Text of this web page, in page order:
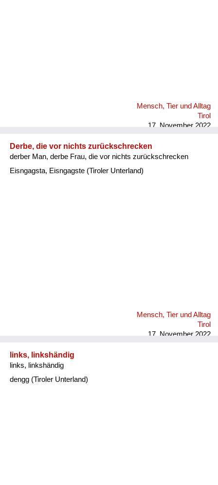
Mensch, Tier und Alltag
Tirol
17. November 2022
Derbe, die vor nichts zurückschrecken
derber Man, derbe Frau, die vor nichts zurückschrecken
Eisngagsta, Eisngagste (Tiroler Unterland)
Mensch, Tier und Alltag
Tirol
17. November 2022
links, linkshändig
links, linkshändig
dengg (Tiroler Unterland)